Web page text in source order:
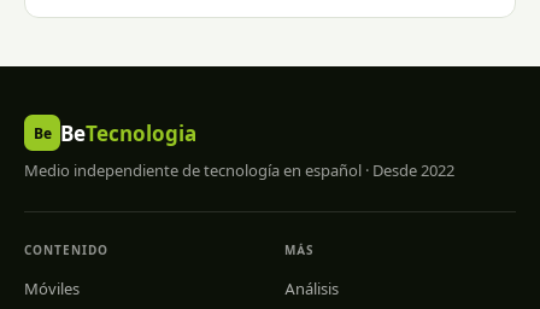
Be BeTecnologia
Medio independiente de tecnología en español · Desde 2022
CONTENIDO
Móviles
MÁS
Análisis